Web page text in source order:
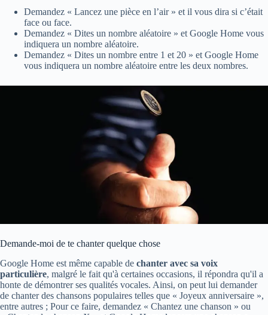
Demandez « Lancez une pièce en l’air » et il vous dira si c’était
face ou face.
Demandez « Dites un nombre aléatoire » et Google Home vous
indiquera un nombre aléatoire.
Demandez « Dites un nombre entre 1 et 20 » et Google Home
vous indiquera un nombre aléatoire entre les deux nombres.
Demande-moi de te chanter quelque chose
Google Home est même capable de chanter avec sa voix
particulière, malgré le fait qu'à certaines occasions, il répondra qu'il a
honte de démontrer ses qualités vocales. Ainsi, on peut lui demander
de chanter des chansons populaires telles que « Joyeux anniversaire »,
entre autres ; Pour ce faire, demandez « Chantez une chanson » ou